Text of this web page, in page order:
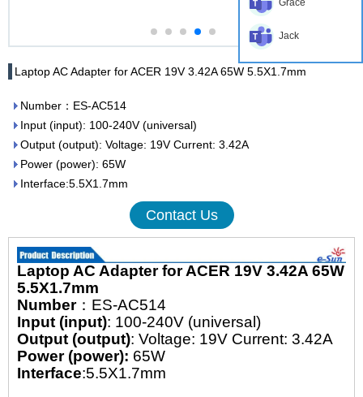
Laptop AC Adapter for ACER 19V 3.42A 65W 5.5X1.7mm
Number：ES-AC514
Input (input): 100-240V (universal)
Output (output): Voltage: 19V Current: 3.42A
Power (power): 65W
Interface:5.5X1.7mm
Contact Us
Laptop AC Adapter for ACER 19V 3.42A 65W
5.5X1.7mm
Number：ES-AC514
Input (input): 100-240V (universal)
Output (output): Voltage: 19V Current: 3.42A
Power (power): 65W
Interface:5.5X1.7mm
Grace
Jack